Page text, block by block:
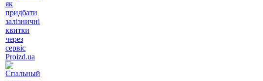
як
придбати
залізничні
квитки
через
сервіс
Proizd.ua
Спальный